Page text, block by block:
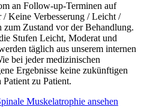
an Follow-up-Terminen auf
Keine Verbesserung / Leicht /
Zustand vor der Behandlung.
Stufen Leicht, Moderat und
täglich aus unserem internen
bei jeder medizinischen
Ergebnisse keine zukünftigen
zu Patient.
Muskelatrophie ansehen